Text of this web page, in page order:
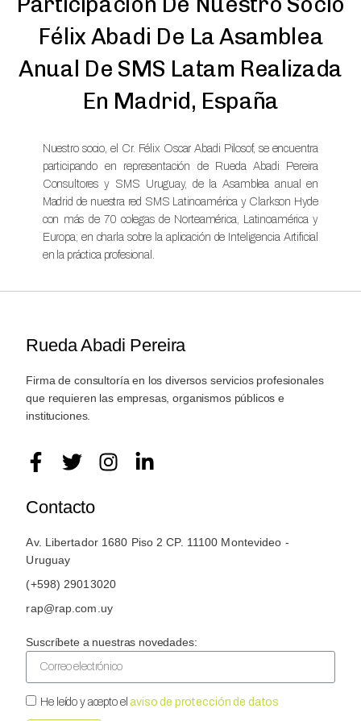
Félix Abadi De La Asamblea
Anual De SMS Latam Realizada
En Madrid, España
Nuestro socio, el Cr. Félix Oscar Abadi Pilosof, se encuentra
participando en representación de Rueda Abadi Pereira
Consultores y SMS Uruguay, de la Asamblea anual en
Madrid de nuestra red SMS Latinoamérica y Clarkson Hyde
con más de 70 colegas de Norteamérica, Latinoamérica y
Europa; en charla sobre la aplicación de Inteligencia Artificial
en la práctica profesional.
Rueda Abadi Pereira
Firma de consultoría en los diversos servicios profesionales
que requieren las empresas, organismos públicos e
instituciones.
Contacto
Av. Libertador 1680 Piso 2 CP. 11100 Montevideo -
Uruguay
(+598) 29013020
rap@rap.com.uy
Suscríbete a nuestras novedades:
He leído y acepto elaviso de protección de datos